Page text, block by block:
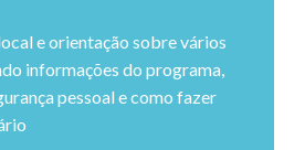
e orientação sobre vários
informações do programa,
pessoal e como fazer